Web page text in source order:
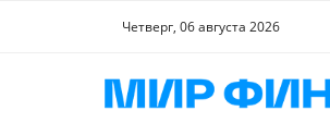
Четверг, 06 августа 2026